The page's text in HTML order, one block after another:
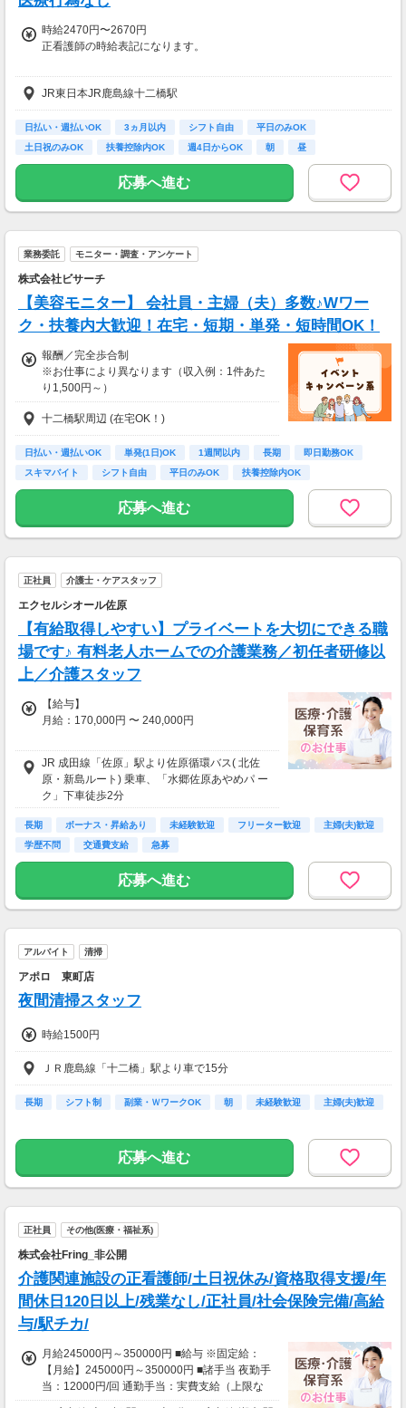
ュー！
美容好きにぴったりの、楽しみながらできるお
・案件数 ：10～20件
・所要時間：10～20分
・謝礼金 ：500PT（1P＝1円）＋商品提供あ
り
◆ 生活に役立つサービスの調査
保険相談・クレカ発行など、サービス体験後に
アンケートに回答するだけ！
・案件数 ：10～20件
・所要時間：1～2時間
★今だけ！お得なキャンペーン実施中★
mazonギフトカード2,000円分をプレゼント！
時給2470円〜2670円
正看護師の時給表記になります。
◆准看護師：時給2370円～
◆資格者の方、優遇あり
お持ちの資格や、経験にあわせて待遇UP！
急な出費があっても安心◎
◆別途、残業代支給（時給25％UP）
※勤務施設や勤務条件により時給は変動いたします
【交通費】
全額支給
JR東日本JR鹿島線十二橋駅
日払い・週払いOK 3ヵ月以内 シフト自由
平日のみOK
土日祝のみOK
扶養控除内OK 週4日からOK 朝 昼
応募へ進む
業務委託 モニター・調査・アンケート
株式会社ビサーチ
【美容モニター】 会社員・主婦（夫）多数♪Wワー
ク・扶養内大歓迎！在宅・短期・単発・短時間OK！
報酬／完全歩合制
※お仕事により異なります（収入例：1件あた
り1,500円～）
・登録お祝い制度では最大11,500円GETできま
す！
(弊社規定による)
十二橋駅周辺 (在宅OK！)
日払い・週払いOK 単発(1日)OK 1週間以内 長期
即日勤務OK
スキマバイト
シフト自由 平日のみOK 扶養控除内OK
応募へ進む
正社員 介護士・ケアスタッフ
エクセルシオール佐原
【有給取得しやすい】プライベートを大切にできる職
場です♪ 有料老人ホームでの介護業務／初任者研修以
上／介護スタッフ
【給与】
月給：170,000円 〜 240,000円
【諸手当】
調整手当：60,000円～83,100円
夜勤手当：8,000円／回
超過分は別途支給：8,000円／回
処遇改善手当：20,000円～30,000円
資格手当：8,000円(介護福祉士)
昇給：年1回
JR 成田線「佐原」駅より佐原循環バス( 北佐
原・新島ルート) 乗車、「水郷佐原あやめパ ー
ク」下車徒歩2分
長期 ボーナス・昇給あり 未経験歓迎 フリーター歓迎
主婦(夫)歓迎
学歴不問
交通費支給 急募
応募へ進む
アルバイト 清掃
アポロ 東町店
夜間清掃スタッフ
時給1500円
ＪＲ鹿島線「十二橋」駅より車で15分
長期 シフト制 副業・ＷワークOK 朝 未経験歓迎 主婦(夫)歓迎
応募へ進む
正社員 その他(医療・福祉系)
株式会社Fring_非公開
介護関連施設の正看護師/土日祝休み/資格取得支援/年
間休日120日以上/残業なし/正社員/社会保険完備/高給
与/駅チカ/
月給245000円～350000円 ■給与 ※固定給：
【月給】245000円～350000円 ■諸手当 夜勤手
当：12000円/回 通勤手当：実費支給（上限な
し）